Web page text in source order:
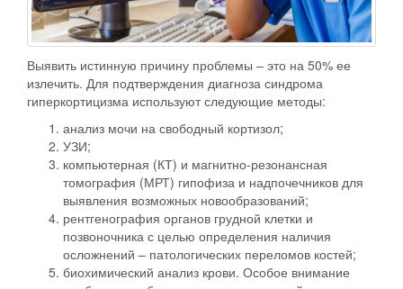
Выявить истинную причину проблемы – это на 50% ее
излечить. Для подтверждения диагноза синдрома
гиперкортицизма используют следующие методы:
анализ мочи на свободный кортизол;
УЗИ;
компьютерная (КТ) и магнитно-резонансная
томография (МРТ) гипофиза и надпочечников для
выявления возможных новообразований;
рентгенография органов грудной клетки и
позвоночника с целью определения наличия
осложнений – патологических переломов костей;
биохимический анализ крови. Особое внимание